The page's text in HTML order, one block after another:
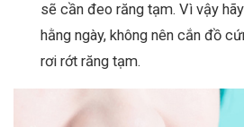
sẽ cần đeo răng tạm. Vì vậy
hằng ngày, không nên cắn đồ
rơi rớt răng tạm.